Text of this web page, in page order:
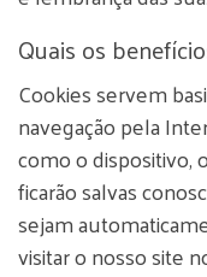
Quais os
Cookies servem
navegação pela
como o dispositivo,
ficarão salvas
sejam
visitar o nosso site